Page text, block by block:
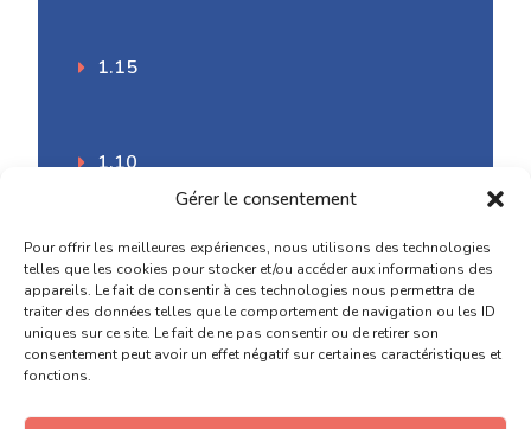
Gérer le consentement
Pour offrir les meilleures expériences, nous utilisons des technologies
telles que les cookies pour stocker et/ou accéder aux informations des
appareils. Le fait de consentir à ces technologies nous permettra de
traiter des données telles que le comportement de navigation ou les ID
uniques sur ce site. Le fait de ne pas consentir ou de retirer son
consentement peut avoir un effet négatif sur certaines caractéristiques et
fonctions.
1.15
1.10
1.9.5
1.9.1